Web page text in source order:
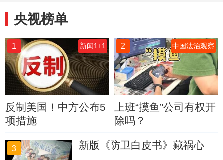
央视榜单
1 新闻1+1
反制美国！中方公布5
项措施
2 中国法治观察
上班“摸鱼”公司有权开
除吗？
3 新版《防卫白皮书》藏祸心